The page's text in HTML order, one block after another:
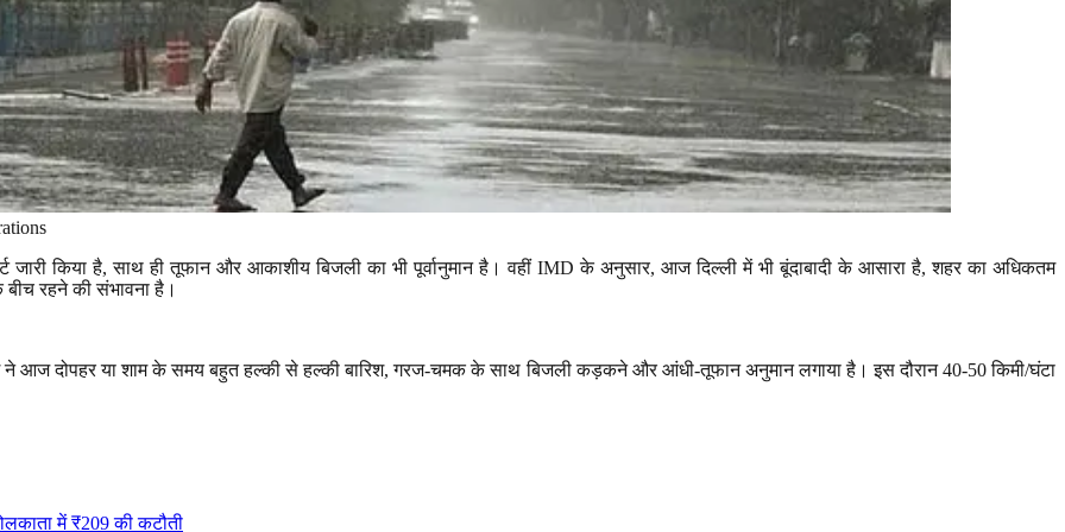
जारी किया है,साथ ही तूफान और आकाशीय बिजली का भी पूर्वानुमान है। वहीं IMDके अनुसार, आज दिल्ली में भी बूंदाबादी के आसारा है,शहर का अधिकतम
रहने की संभावना है।
दोपहर या शाम के समय बहुत हल्की से हल्की बारिश,गरज-चमक के साथ बिजली कड़कने और आंधी-तूफान अनुमान लगाया है। इस दौरान 40-50 किमी/घंटा
में ₹209 की कटौती